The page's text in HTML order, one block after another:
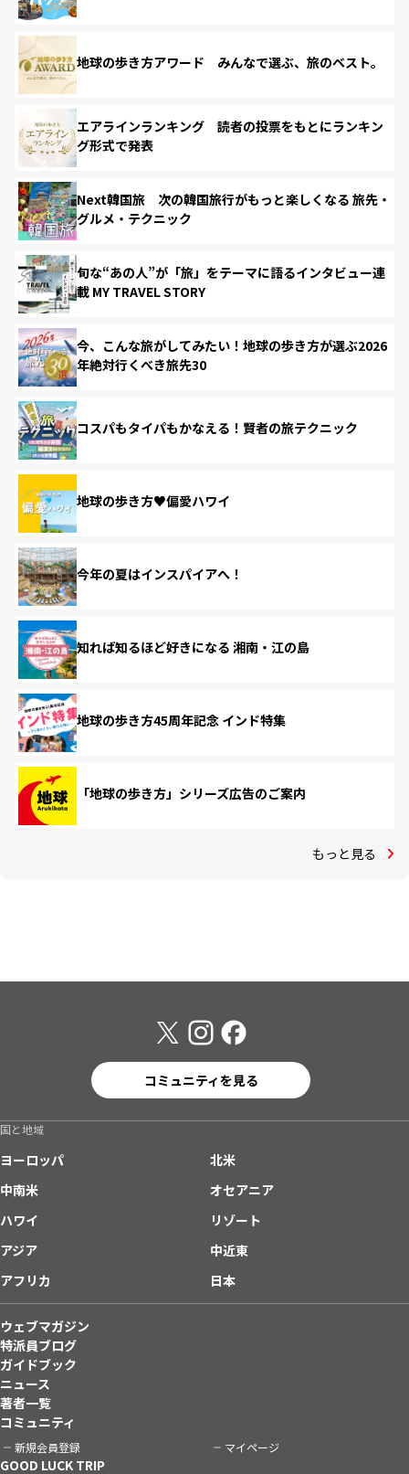
地球の歩き方アワード みんなで選ぶ、旅のベスト。
エアラインランキング 読者の投票をもとにランキン
グ形式で発表
Next韓国旅 次の韓国旅行がもっと楽しくなる 旅先・
グルメ・テクニック
旬な“あの人”が「旅」をテーマに語るインタビュー連
載 MY TRAVEL STORY
今、こんな旅がしてみたい！地球の歩き方が選ぶ2026
年絶対行くべき旅先30
コスパもタイパもかなえる！賢者の旅テクニック
地球の歩き方♥偏愛ハワイ
今年の夏はインスパイアへ！
知れば知るほど好きになる 湘南・江の島
地球の歩き方45周年記念 インド特集
「地球の歩き方」シリーズ広告のご案内
もっと見る
コミュニティを見る
国と地域
ヨーロッパ
北米
中南米
オセアニア
ハワイ
リゾート
アジア
中近東
アフリカ
日本
ウェブマガジン
特派員ブログ
ガイドブック
ニュース
著者一覧
コミュニティ
新規会員登録 マイページ
GOOD LUCK TRIP